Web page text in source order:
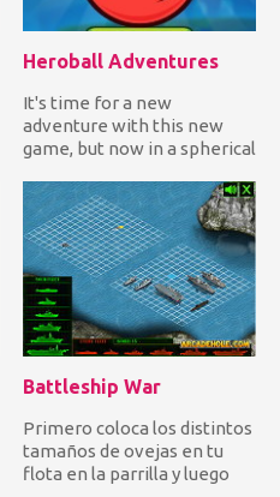
Heroball Adventures
It's time for a new
adventure with this new
game, but now in a spherical
Herob...
Battleship War
Primero coloca los distintos
tamaños de ovejas en tu
flota en la parrilla y luego